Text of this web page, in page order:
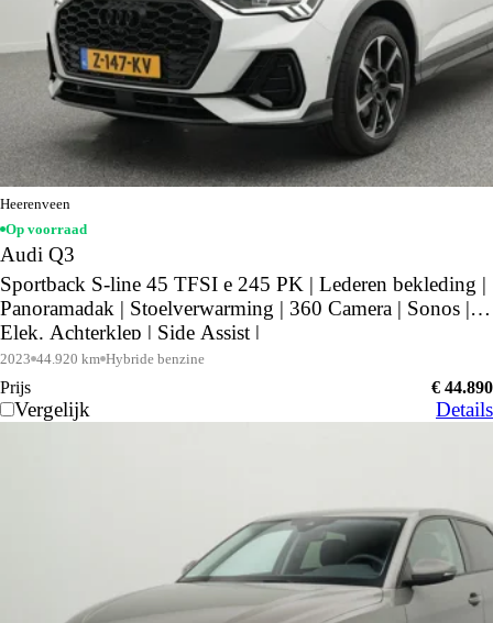
Heerenveen
Op voorraad
Audi Q3
Sportback S-line 45 TFSI e 245 PK | Lederen bekleding |
Panoramadak | Stoelverwarming | 360 Camera | Sonos |
Elek. Achterklep | Side Assist |
2023 44.920 km Hybride benzine
Prijs € 44.890
Vergelijk Details